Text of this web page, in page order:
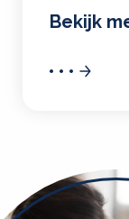
Bekijk